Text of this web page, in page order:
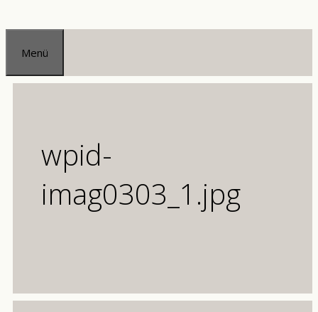
Zum
Inhalt
springen
Menü
wpid-
imag0303_1.jpg